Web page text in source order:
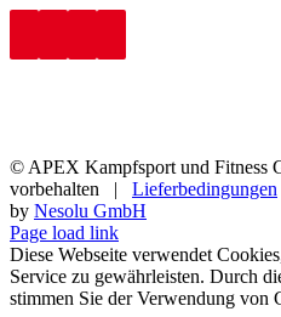
© APEX Kampfsport und Fitness
vorbehalten | Lieferbedingungen
by Nesolu GmbH
Page load link
Diese Webseite verwendet
Service zu gewährleisten. Durch
stimmen Sie der Verwendung von